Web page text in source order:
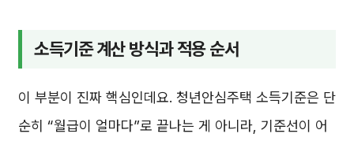
소득기준 계산 방식과 적용 순서
이 부분이 진짜 핵심인데요. 청년안심주택 소득기준은 단
순히 “월급이 얼마다”로 끝나는 게 아니라, 기준선이 어